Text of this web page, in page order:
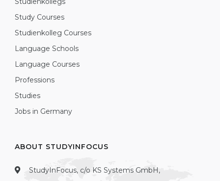
Study Courses
Studienkolleg Courses
Language Schools
Language Courses
Professions
Studies
Jobs in Germany
ABOUT STUDYINFOCUS
StudyInFocus, c/o KS Systems GmbH,